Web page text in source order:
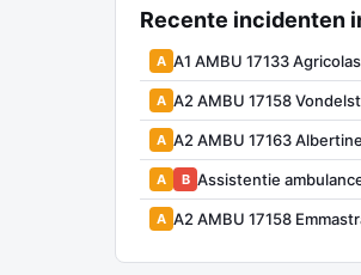
Recente incidenten
A A1 AMBU 17133
A A2 AMBU 17158
A A2 AMBU 17163
A B Assistentie
A A2 AMBU 17158